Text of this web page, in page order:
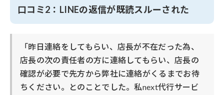
口コミ2：LINEの返信が既読スルーされた
「昨日連絡をしてもらい、店長が不在だった為、
店長の次の責任者の方に連絡してもらい、店長の
確認が必要で先方から弊社に連絡がくるまでお待
ちください。とのことでした。私next代行サービ